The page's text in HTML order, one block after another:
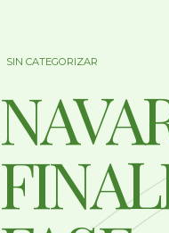
SIN CATEGORIZAR